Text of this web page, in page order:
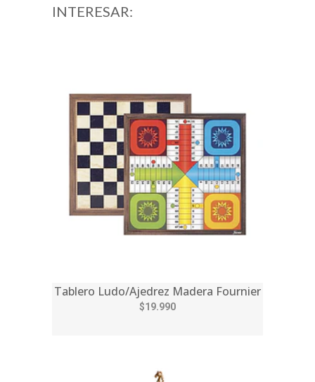
INTERESAR:
Tablero Ludo/Ajedrez Madera Fournier
$19.990